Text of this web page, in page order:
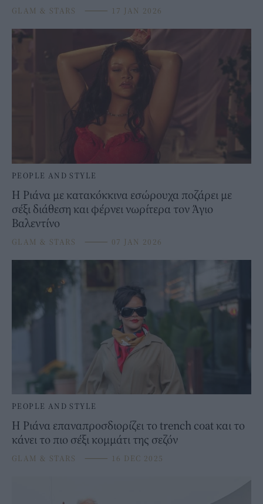
GLAM & STARS ⸻ 17 JAN 2026
PEOPLE AND STYLE
Η Ριάνα με κατακόκκινα εσώρουχα ποζάρει με
σέξι διάθεση και φέρνει νωρίτερα τον Άγιο
Βαλεντίνο
GLAM & STARS ⸻ 07 JAN 2026
PEOPLE AND STYLE
Η Ριάνα επαναπροσδιορίζει το trench coat και το
κάνει το πιο σέξι κομμάτι της σεζόν
GLAM & STARS ⸻ 16 DEC 2025